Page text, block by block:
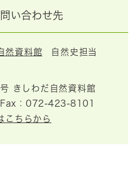
い合わせ先
然資料館 自然史担当
きしわだ自然資料館
Fax：072-423-8101
こちらから